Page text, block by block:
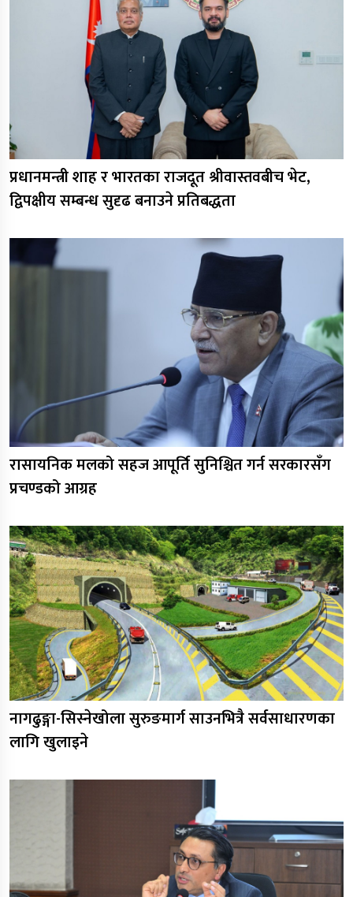
प्रधानमन्त्री शाह र भारतका राजदूत श्रीवास्तवबीच भेट,
द्विपक्षीय सम्बन्ध सुदृढ बनाउने प्रतिबद्धता
रासायनिक मलको सहज आपूर्ति सुनिश्चित गर्न सरकारसँग
प्रचण्डको आग्रह
नागढुङ्गा-सिस्नेखोला सुरुङमार्ग साउनभित्रै सर्वसाधारणका
लागि खुलाइने